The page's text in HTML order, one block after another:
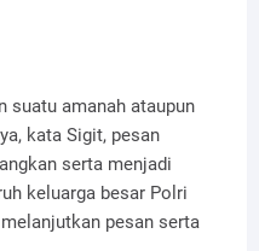
suatu amanah ataupun
kata Sigit, pesan
serta menjadi
keluarga besar Polri
pesan serta